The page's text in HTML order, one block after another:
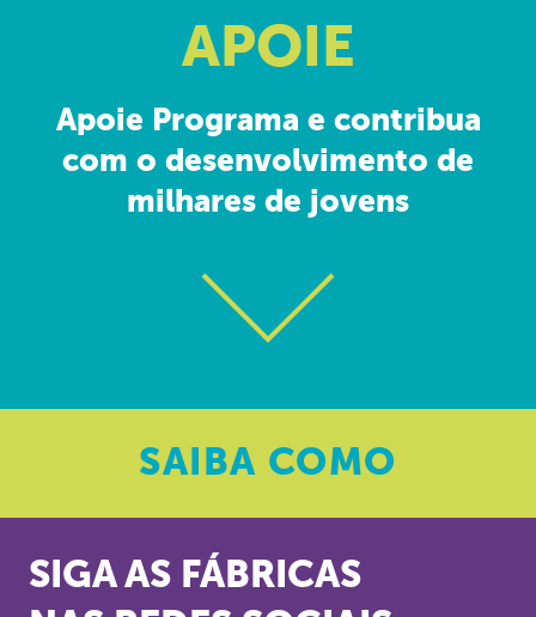
APOIE
Apoie Programa e contribua
com o desenvolvimento de
milhares de jovens
SAIBA COMO
SIGA AS FÁBRICAS